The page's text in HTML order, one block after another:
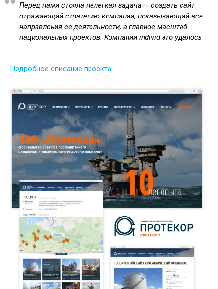
Перед нами стояла нелегкая задача — создать сайт
отражающий стратегию компании, показывающий все
направления ее деятельности, а главное масштаб
национальных проектов. Компании individ это удалось
Подробное описание проекта